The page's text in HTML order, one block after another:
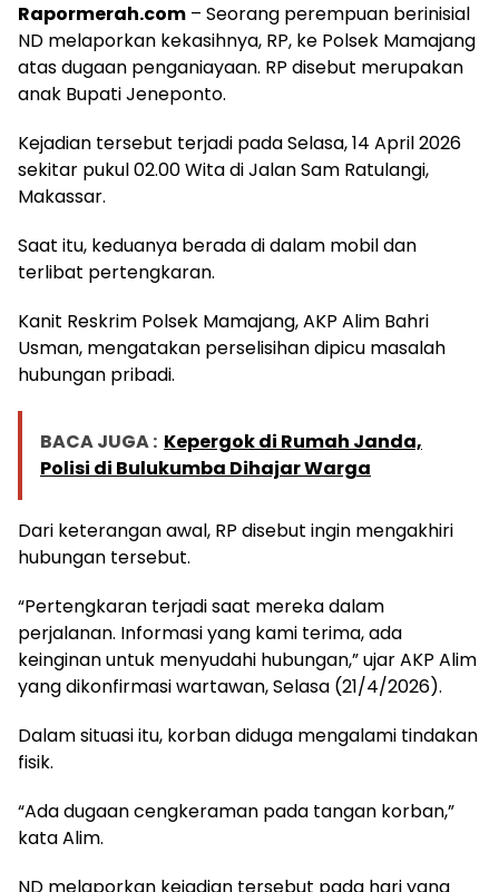
Rapormerah.com – Seorang perempuan berinisial
ND melaporkan kekasihnya, RP, ke Polsek Mamajang
atas dugaan penganiayaan. RP disebut merupakan
anak Bupati Jeneponto.
Kejadian tersebut terjadi pada Selasa, 14 April 2026
sekitar pukul 02.00 Wita di Jalan Sam Ratulangi,
Makassar.
Saat itu, keduanya berada di dalam mobil dan
terlibat pertengkaran.
Kanit Reskrim Polsek Mamajang, AKP Alim Bahri
Usman, mengatakan perselisihan dipicu masalah
hubungan pribadi.
BACA JUGA : Kepergok di Rumah Janda,
Polisi di Bulukumba Dihajar Warga
Dari keterangan awal, RP disebut ingin mengakhiri
hubungan tersebut.
“Pertengkaran terjadi saat mereka dalam
perjalanan. Informasi yang kami terima, ada
keinginan untuk menyudahi hubungan,” ujar AKP Alim
yang dikonfirmasi wartawan, Selasa (21/4/2026).
Dalam situasi itu, korban diduga mengalami tindakan
fisik.
“Ada dugaan cengkeraman pada tangan korban,”
kata Alim.